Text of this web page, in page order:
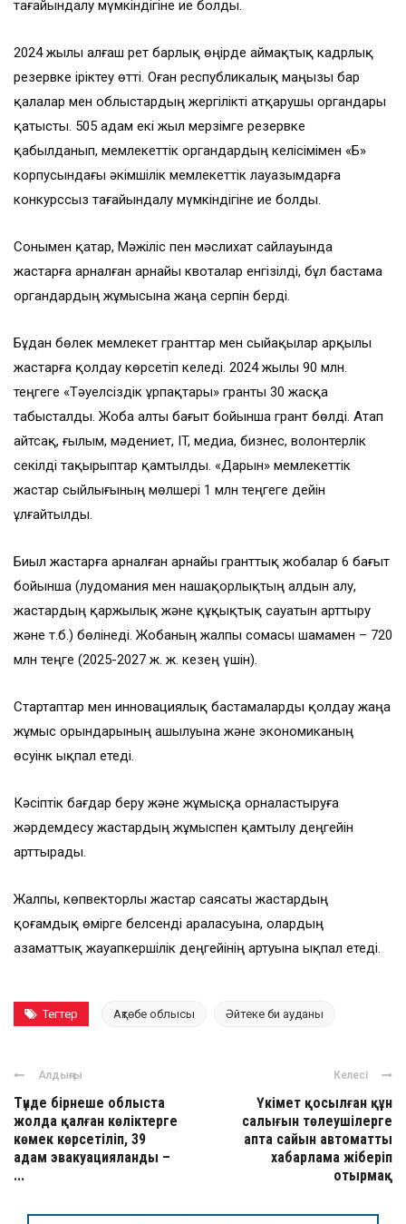
тағайындалу мүмкіндігіне ие болды.
2024 жылы алғаш рет барлық өңірде аймақтық кадрлық
резервке іріктеу өтті. Оған республикалық маңызы бар
қалалар мен облыстардың жергілікті атқарушы органдары
қатысты. 505 адам екі жыл мерзімге резервке
қабылданып, мемлекеттік органдардың келісімімен «Б»
корпусындағы әкімшілік мемлекеттік лауазымдарға
конкурссыз тағайындалу мүмкіндігіне ие болды.
Сонымен қатар, Мәжіліс пен мәслихат сайлауында
жастарға арналған арнайы квоталар енгізілді, бұл бастама
органдардың жұмысына жаңа серпін берді.
Бұдан бөлек мемлекет гранттар мен сыйақылар арқылы
жастарға қолдау көрсетіп келеді. 2024 жылы 90 млн.
теңгеге «Тәуелсіздік ұрпақтары» гранты 30 жасқа
табысталды. Жоба алты бағыт бойынша грант бөлді. Атап
айтсақ, ғылым, мәдениет, IT, медиа, бизнес, волонтерлік
секілді тақырыптар қамтылды. «Дарын» мемлекеттік
жастар сыйлығының мөлшері 1 млн теңгеге дейін
ұлғайтылды.
Биыл жастарға арналған арнайы гранттық жобалар 6 бағыт
бойынша (лудомания мен нашақорлықтың алдын алу,
жастардың қаржылық және құқықтық сауатын арттыру
және т.б.) бөлінеді. Жобаның жалпы сомасы шамамен – 720
млн теңге (2025-2027 ж. ж. кезең үшін).
Стартаптар мен инновациялық бастамаларды қолдау жаңа
жұмыс орындарының ашылуына және экономиканың
өсуінк ықпал етеді.
Кәсіптік бағдар беру және жұмысқа орналастыруға
жәрдемдесу жастардың жұмыспен қамтылу деңгейін
арттырады.
Жалпы, көпвекторлы жастар саясаты жастардың
қоғамдық өмірге белсенді араласуына, олардың
азаматтық жауапкершілік деңгейінің артуына ықпал етеді.
Тегтер Ақтөбе облысы Әйтеке би ауданы
Алдыңғы
Түнде бірнеше облыста
жолда қалған көліктерге
көмек көрсетіліп, 39
адам эвакуацияланды –
...
Келесі
Үкімет қосылған құн
салығын төлеушілерге
апта сайын автоматты
хабарлама жіберіп
отырмақ